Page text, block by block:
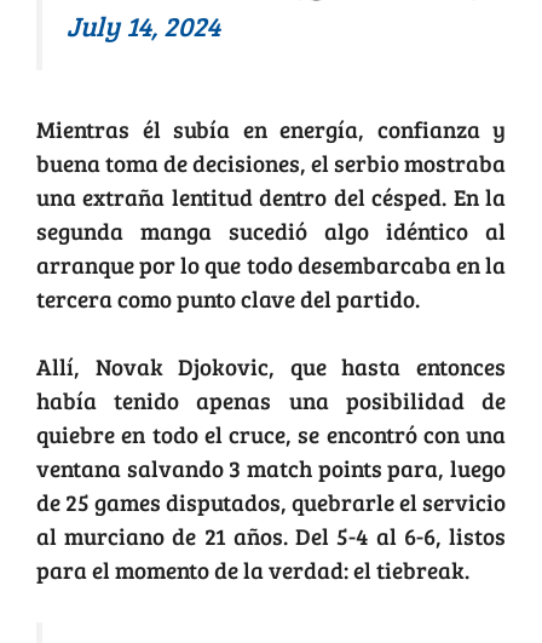
July 14, 2024
Mientras él subía en energía, confianza y
buena toma de decisiones, el serbio mostraba
una extraña lentitud dentro del césped. En la
segunda manga sucedió algo idéntico al
arranque por lo que todo desembarcaba en la
tercera como punto clave del partido.
Allí, Novak Djokovic, que hasta entonces
había tenido apenas una posibilidad de
quiebre en todo el cruce, se encontró con una
ventana salvando 3 match points para, luego
de 25 games disputados, quebrarle el servicio
al murciano de 21 años. Del 5-4 al 6-6, listos
para el momento de la verdad: el tiebreak.